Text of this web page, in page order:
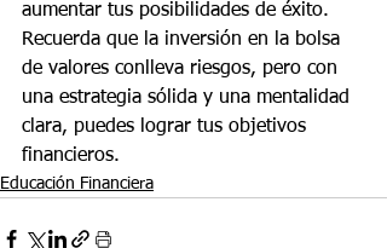
aumentar tus posibilidades de éxito.
Recuerda que la inversión en la bolsa
de valores conlleva riesgos, pero con
una estrategia sólida y una mentalidad
clara, puedes lograr tus objetivos
financieros.
Educación Financiera